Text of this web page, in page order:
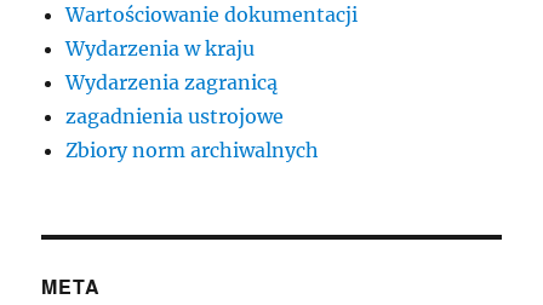
Wartościowanie dokumentacji
Wydarzenia w kraju
Wydarzenia zagranicą
zagadnienia ustrojowe
Zbiory norm archiwalnych
META